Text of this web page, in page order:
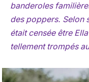
banderoles
des poppers. Selon
était censée être
tellement trompés